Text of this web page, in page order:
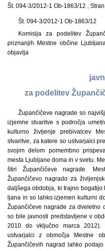
Št. 094-3/2012-1 Ob-1863/12 ,
Št. 094-3/2012-1 Ob-1863/12
Komisija za podelitev
priznanjih Mestne občine
objavlja
za podelitev
Župančičeve nagrade so
izjemne stvaritve s področja
kulturno življenje prebivalcev
stvaritve, za katere so ustvarjalci
svojim delom pomembno
mesta Ljub­ljane doma in v svetu.
štiri Župančičeve nagrade.
Župančičevo nagrado za
daljšega obdobja, ki trajno
ljana in so lahko izjemen kulturni
Župančičeve nagrade za dveletno
so bile javnosti predstavljene v
2010 do vključno marca 2012).
ustvarjalci z območja Mestne
Župančičevih nagrad lahko